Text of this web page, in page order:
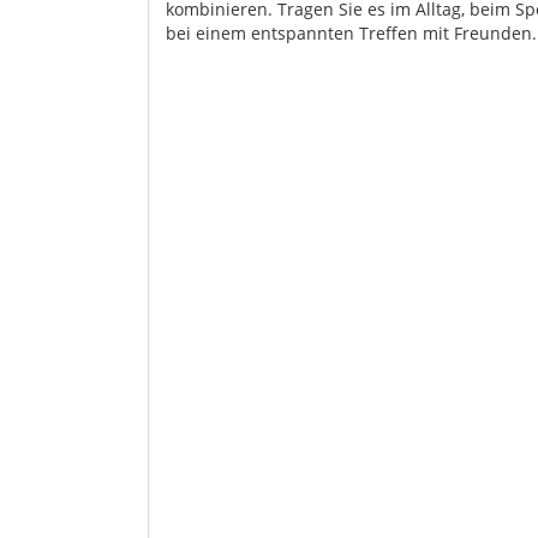
kombinieren. Tragen Sie es im Alltag, beim
bei einem entspannten Treffen mit Freunden.